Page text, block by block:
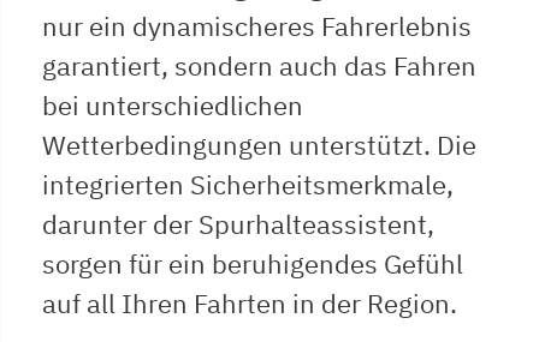
nur ein dynamischeres Fahrerlebnis
garantiert, sondern auch das Fahren
bei unterschiedlichen
Wetterbedingungen unterstützt. Die
integrierten Sicherheitsmerkmale,
darunter der Spurhalteassistent,
sorgen für ein beruhigendes Gefühl
auf all Ihren Fahrten in der Region.